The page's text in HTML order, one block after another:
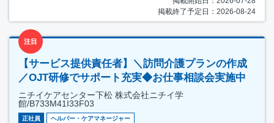
掲載終了予定日：2026-08-24
注目
【サービス提供責任者】＼訪問介護プランの作成
／OJT研修でサポート充実◆お仕事相談会実施中
ニチイケアセンター下松 株式会社ニチイ学
館/B733M41I33F03
正社員 ヘルパー・ケアマネージャー